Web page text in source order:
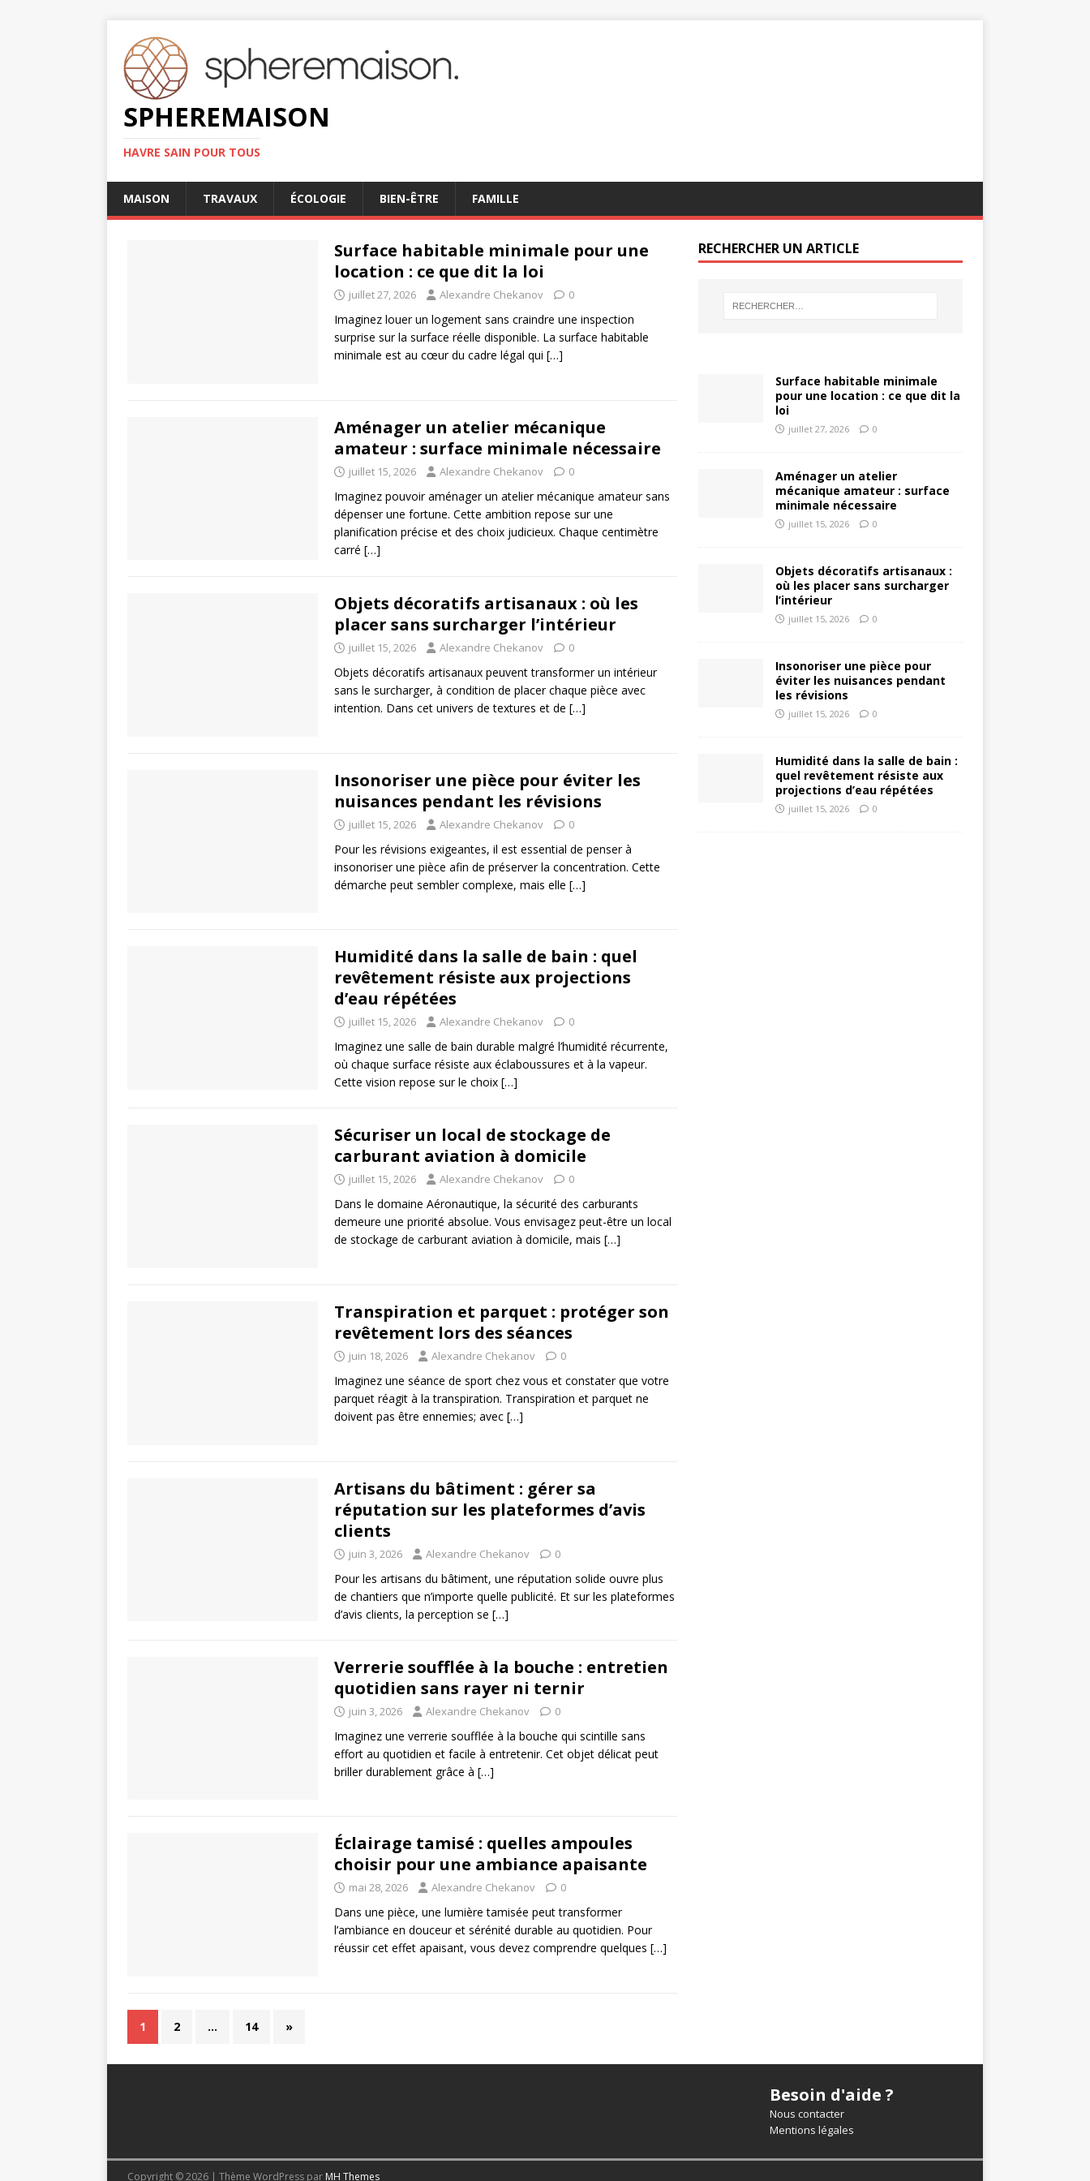
SPHEREMAISON
HAVRE SAIN POUR TOUS
MAISON TRAVAUX ÉCOLOGIE BIEN-ÊTRE FAMILLE
Surface habitable minimale pour une
location : ce que dit la loi
juillet 27, 2026 Alexandre Chekanov 0
Imaginez louer un logement sans craindre une inspection
surprise sur la surface réelle disponible. La surface habitable
minimale est au cœur du cadre légal qui […]
Aménager un atelier mécanique
amateur : surface minimale nécessaire
juillet 15, 2026 Alexandre Chekanov 0
Imaginez pouvoir aménager un atelier mécanique amateur sans
dépenser une fortune. Cette ambition repose sur une
planification précise et des choix judicieux. Chaque centimètre
carré […]
Objets décoratifs artisanaux : où les
placer sans surcharger l’intérieur
juillet 15, 2026 Alexandre Chekanov 0
Objets décoratifs artisanaux peuvent transformer un intérieur
sans le surcharger, à condition de placer chaque pièce avec
intention. Dans cet univers de textures et de […]
Insonoriser une pièce pour éviter les
nuisances pendant les révisions
juillet 15, 2026 Alexandre Chekanov 0
Pour les révisions exigeantes, il est essential de penser à
insonoriser une pièce afin de préserver la concentration. Cette
démarche peut sembler complexe, mais elle […]
Humidité dans la salle de bain : quel
revêtement résiste aux projections
d’eau répétées
juillet 15, 2026 Alexandre Chekanov 0
Imaginez une salle de bain durable malgré l’humidité récurrente,
où chaque surface résiste aux éclaboussures et à la vapeur.
Cette vision repose sur le choix […]
Sécuriser un local de stockage de
carburant aviation à domicile
juillet 15, 2026 Alexandre Chekanov 0
Dans le domaine Aéronautique, la sécurité des carburants
demeure une priorité absolue. Vous envisagez peut-être un local
de stockage de carburant aviation à domicile, mais […]
Transpiration et parquet : protéger son
revêtement lors des séances
juin 18, 2026 Alexandre Chekanov 0
Imaginez une séance de sport chez vous et constater que votre
parquet réagit à la transpiration. Transpiration et parquet ne
doivent pas être ennemies; avec […]
Artisans du bâtiment : gérer sa
réputation sur les plateformes d’avis
clients
juin 3, 2026 Alexandre Chekanov 0
Pour les artisans du bâtiment, une réputation solide ouvre plus
de chantiers que n’importe quelle publicité. Et sur les plateformes
d’avis clients, la perception se […]
Verrerie soufflée à la bouche : entretien
quotidien sans rayer ni ternir
juin 3, 2026 Alexandre Chekanov 0
Imaginez une verrerie soufflée à la bouche qui scintille sans
effort au quotidien et facile à entretenir. Cet objet délicat peut
briller durablement grâce à […]
Éclairage tamisé : quelles ampoules
choisir pour une ambiance apaisante
mai 28, 2026 Alexandre Chekanov 0
Dans une pièce, une lumière tamisée peut transformer
l’ambiance en douceur et sérénité durable au quotidien. Pour
réussir cet effet apaisant, vous devez comprendre quelques […]
1 2 … 14 »
RECHERCHER UN ARTICLE
Surface habitable minimale
pour une location : ce que dit la
loi
juillet 27, 2026 0
Aménager un atelier
mécanique amateur : surface
minimale nécessaire
juillet 15, 2026 0
Objets décoratifs artisanaux :
où les placer sans surcharger
l’intérieur
juillet 15, 2026 0
Insonoriser une pièce pour
éviter les nuisances pendant
les révisions
juillet 15, 2026 0
Humidité dans la salle de bain :
quel revêtement résiste aux
projections d’eau répétées
juillet 15, 2026 0
Besoin d'aide ?
Nous contacter
Mentions légales
Copyright © 2026 | Thème WordPress par MH Themes